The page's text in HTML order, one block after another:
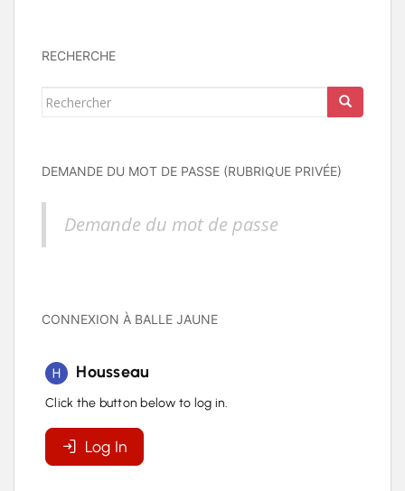
RECHERCHE
Rechercher...
DEMANDE DU MOT DE PASSE (RUBRIQUE PRIVÉE)
Demande du mot de passe
CONNEXION À BALLE JAUNE